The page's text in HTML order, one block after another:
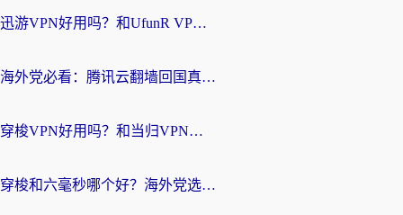
迅游VPN好用吗？和UfunR VPN对比哪个回国效果更好？海外党亲测避坑指南
海外党必看：腾讯云翻墙回国真的好用吗？+ 3步选对回国加速器指南
穿梭VPN好用吗？和当归VPN对比哪个回国效果更好？海外党亲测实用指南
穿梭和六毫秒哪个好？海外党选回国加速器的避坑指南，附番茄加速器实测